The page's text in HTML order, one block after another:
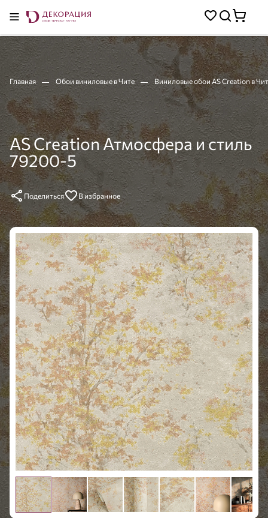
Главная Обои виниловые в Чите Виниловые обои AS Creation в
AS Creation Атмосфера и стиль
79200-5
Поделиться В избранное